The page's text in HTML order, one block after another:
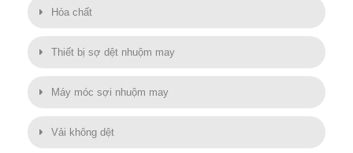
Hóa chất
Thiết bị sợ dệt nhuộm may
Máy móc sợi nhuộm may
Vải không dệt